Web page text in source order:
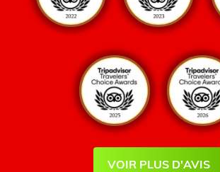
VOIR PLUS D'AVIS